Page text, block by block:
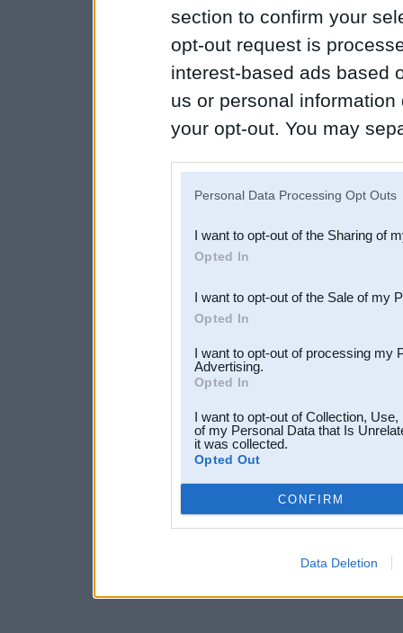
section to confirm your
opt-out request is
interest-based ads based
us or personal
your opt-out. You may
Downstream Participants
third parties.
Personal Data Processing Opt Outs
I want to opt-out of the Sharing of
Opted In
I want to opt-out of the Sale of my
Opted In
I want to opt-out of processing my
Advertising.
Opted In
I want to opt-out of Collection,
of my Personal Data that Is
it was collected.
Opted Out
CONFIRM
Data Deletion